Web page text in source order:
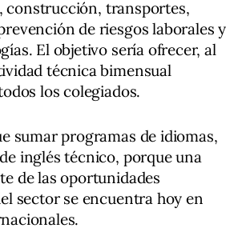
construcción, transportes,
de riesgos laborales y
El objetivo sería ofrecer, al
técnica bimensual
los colegiados.
sumar programas de idiomas,
inglés técnico, porque una
de las oportunidades
sector se encuentra hoy en